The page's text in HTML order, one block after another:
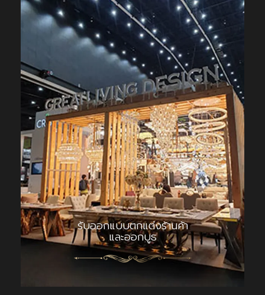
รับออกแบบตกแต่งร้านค้า
และออกบูธ